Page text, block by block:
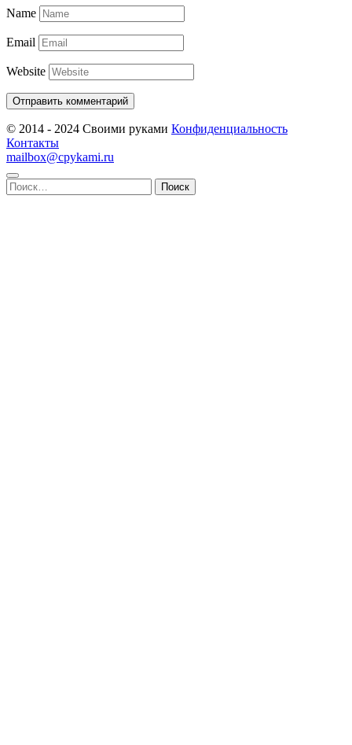
Name
Email
Website
© 2014 - 2024 Своими руками Конфиденциальность
Контакты
mailbox@cpykami.ru
Найти: